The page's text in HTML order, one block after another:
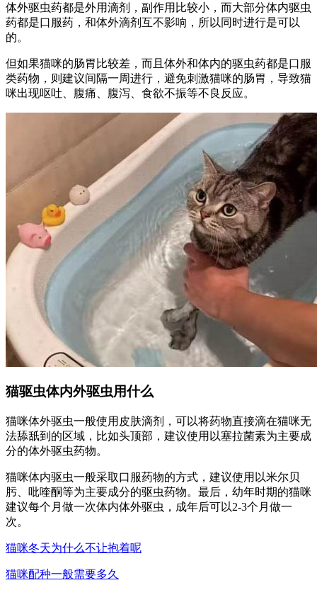
体外驱虫药都是外用滴剂，副作用比较小，而大部分体内驱虫
药都是口服药，和体外滴剂互不影响，所以同时进行是可以
的。
但如果猫咪的肠胃比较差，而且体外和体内的驱虫药都是口服
类药物，则建议间隔一周进行，避免刺激猫咪的肠胃，导致猫
咪出现呕吐、腹痛、腹泻、食欲不振等不良反应。
猫驱虫体内外驱虫用什么
猫咪体外驱虫一般使用皮肤滴剂，可以将药物直接滴在猫咪无
法舔舐到的区域，比如头顶部，建议使用以塞拉菌素为主要成
分的体外驱虫药物。
猫咪体内驱虫一般采取口服药物的方式，建议使用以米尔贝
肟、吡喹酮等为主要成分的驱虫药物。最后，幼年时期的猫咪
建议每个月做一次体内体外驱虫，成年后可以2-3个月做一
次。
猫咪冬天为什么不让抱着呢
猫咪配种一般需要多久